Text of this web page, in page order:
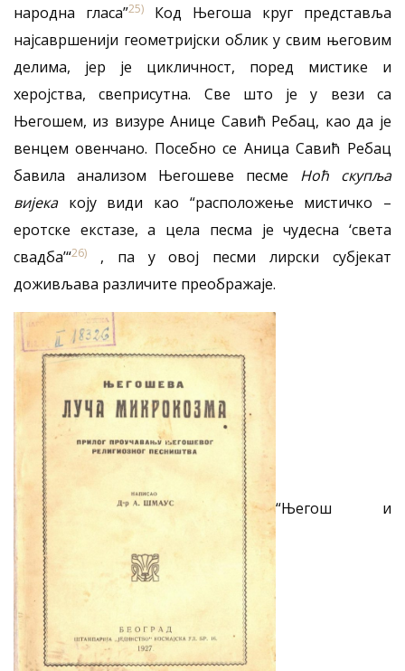
народна гласа”25)
Код Његоша круг представља
најсавршенији геометријски облик у свим његовим
делима, јер је цикличност, поред мистике и
херојства, свеприсутна. Све што је у вези са
Његошем, из визуре Анице Савић Ребац, као да је
венцем овенчано. Посебно се Аница Савић Ребац
бавила анализом Његошеве песме Ноћ скупља
вијекакоју види као “расположење мистичко –
еротске екстазе, а цела песма је чудесна ‘света
свадба’“26)
, па у овој песми лирски субјекат
доживљава различите преображаје.
“Његош и